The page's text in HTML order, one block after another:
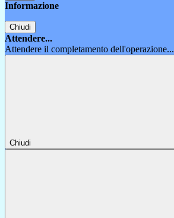
Informazione
Chiudi
Attendere...
Attendere il completamento dell'operazione...
Chiudi